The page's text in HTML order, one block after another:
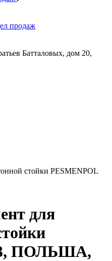
продаж
Батталовых, дом 20,
стойки PESMENPOL
для
ПОЛЬША,